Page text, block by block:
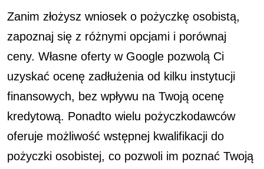
Zanim złożysz wniosek o pożyczkę osobistą,
zapoznaj się z różnymi opcjami i porównaj
ceny. Własne oferty w Google pozwolą Ci
uzyskać ocenę zadłużenia od kilku instytucji
finansowych, bez wpływu na Twoją ocenę
kredytową. Ponadto wielu pożyczkodawców
oferuje możliwość wstępnej kwalifikacji do
pożyczki osobistej, co pozwoli im poznać Twoją